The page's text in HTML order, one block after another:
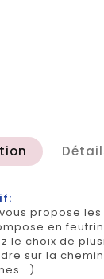
propose
en
le choix de
sur la